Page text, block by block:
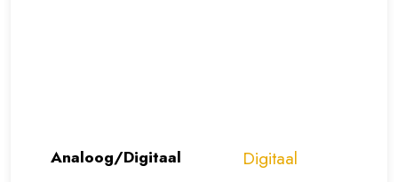
Analoog/Digitaal Digitaal